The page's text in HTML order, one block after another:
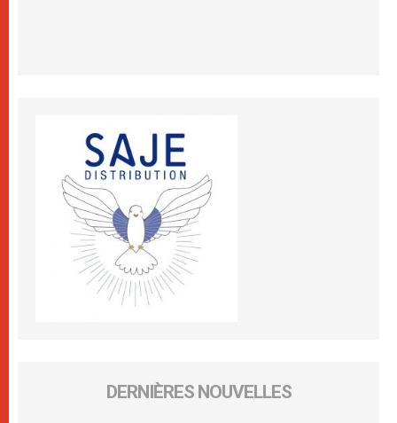
DERNIÈRES NOUVELLES